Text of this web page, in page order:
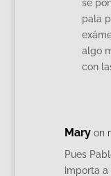
se
pala
algo
con
Mary on
Pues
importa a